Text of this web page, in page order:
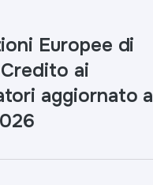
Europee di
ai
aggiornato a